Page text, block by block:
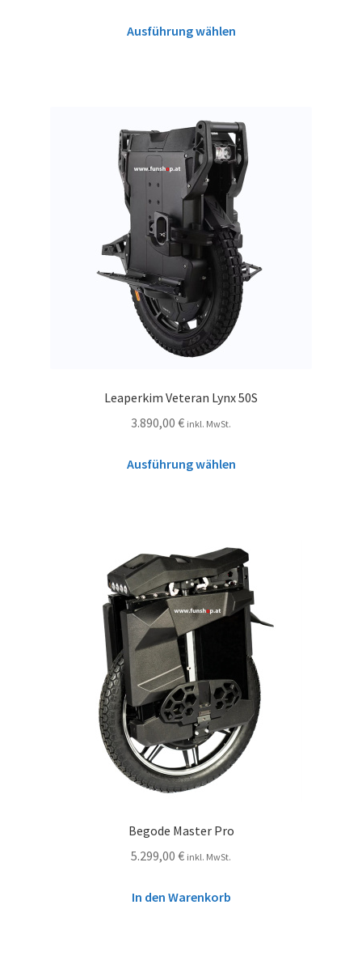
Ausführung wählen
Leaperkim Veteran Lynx 50S
3.890,00 € inkl. MwSt.
Ausführung wählen
Begode Master Pro
5.299,00 € inkl. MwSt.
In den Warenkorb